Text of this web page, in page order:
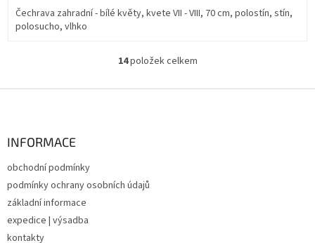
Čechrava zahradní - bílé květy, kvete VII - VIII, 70 cm, polostín, stín,
polosucho, vlhko
O
l
14položek celkem
INFORMACE
obchodní podmínky
podmínky ochrany osobních údajů
základní informace
expedice | výsadba
kontakty